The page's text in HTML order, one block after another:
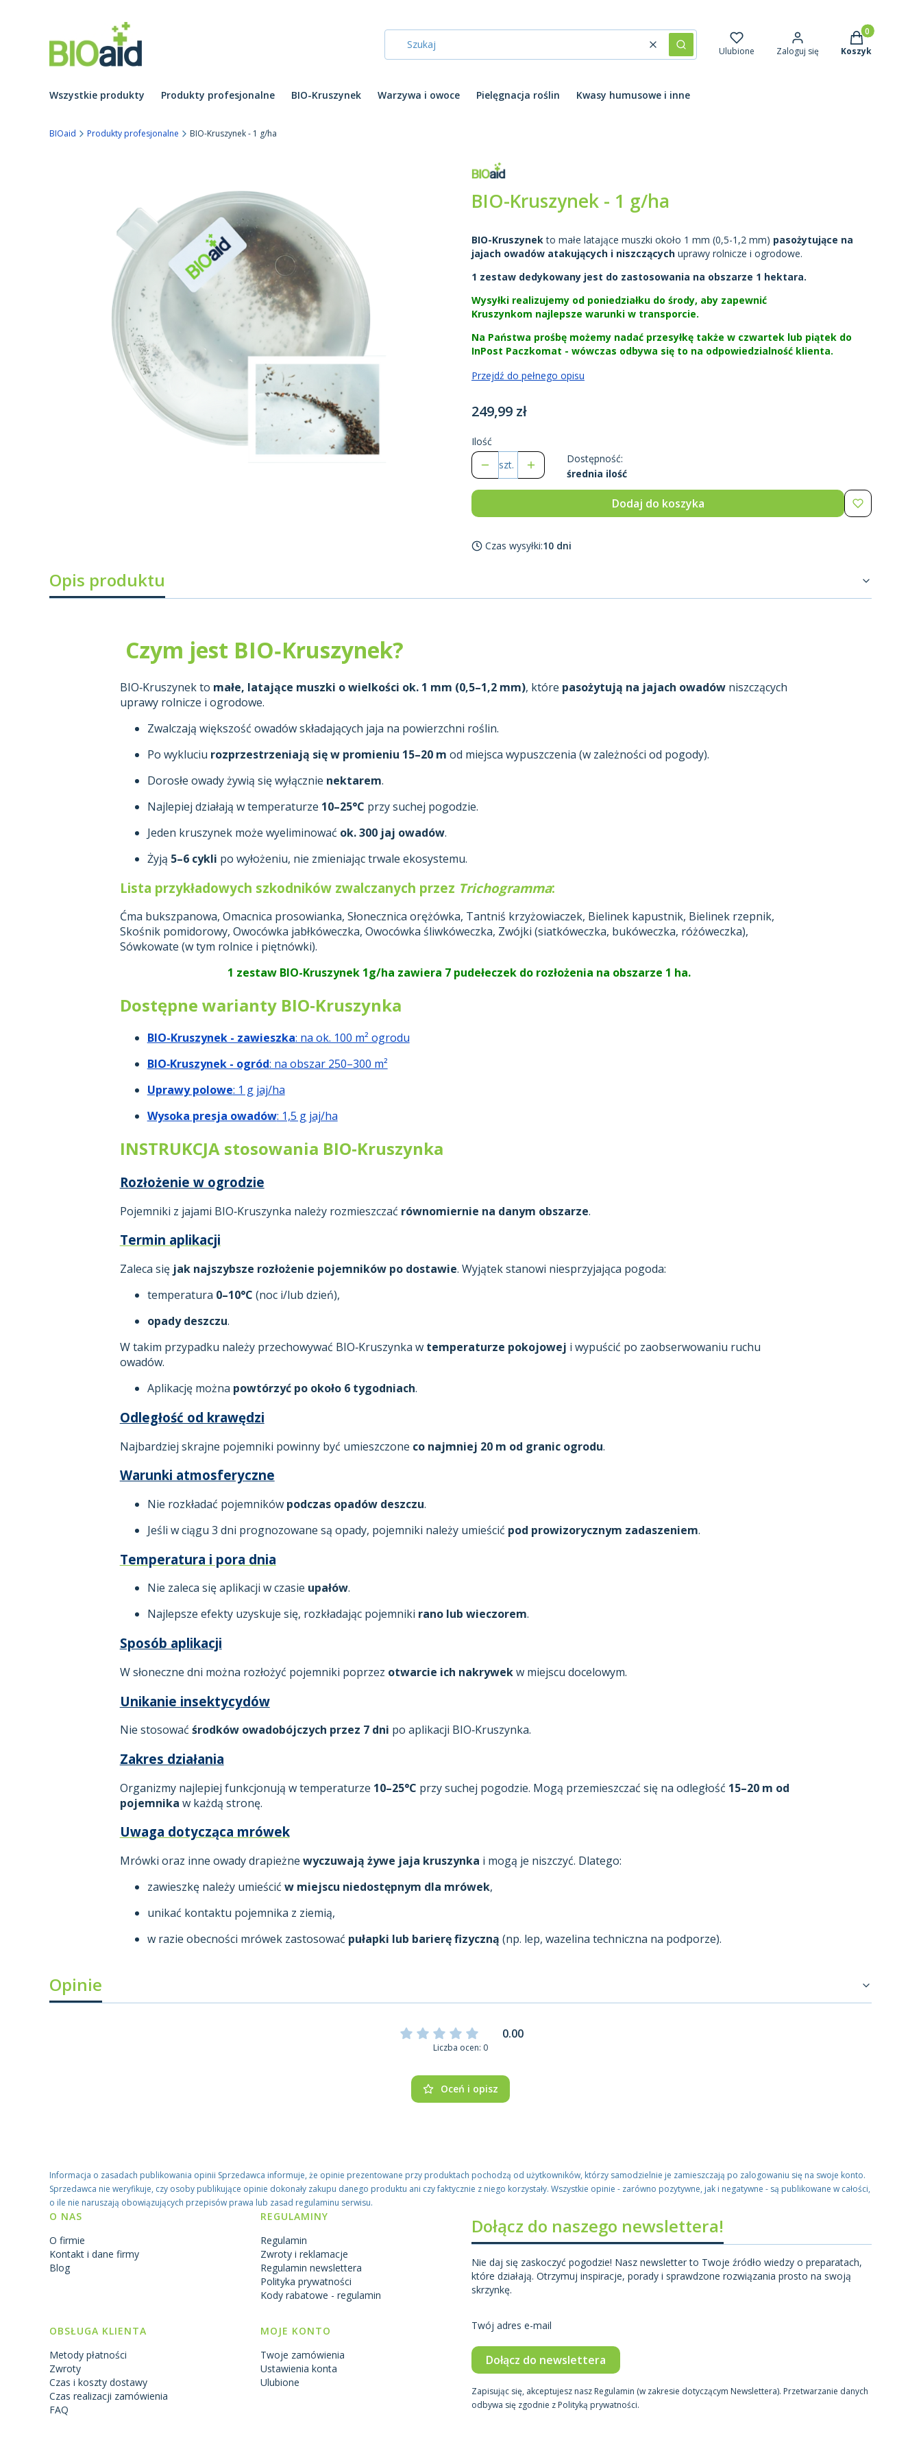
WyczyśćSzukaj Ulubione Zaloguj się
Produkty w
Koszyk
Wszystkie produkty Produkty profesjonalne BIO-Kruszynek Warzywa i owoce Pielęgnacja roślin Kwasy humusowe i inne
BIOaid Produkty profesjonalne BIO-Kruszynek - 1 g/ha
BIO-Kruszynek - 1 g/ha
BIO-Kruszynekto małe latające muszki około 1 mm (0,5-1,2 mm) pasożytujące na
jajach owadów atakujących i niszczących uprawy rolnicze i ogrodowe.
1 zestaw dedykowany jest do zastosowania na obszarze 1 hektara.
Wysyłki realizujemy od poniedziałku do środy, aby zapewnić
Kruszynkom najlepsze warunki w transporcie.
Na Państwa prośbę możemy nadać przesyłkę także w czwartek lub piątek do
InPost Paczkomat - wówczas odbywa się to na odpowiedzialność klienta.
Przejdź do pełnego opisu
Cena
249,99 zł
Ilość
szt.
Dostępność:
średnia ilość
Dodaj do koszyka
Czas wysyłki:10 dni
Opis produktu
Czym jest BIO‑Kruszynek?
BIO‑Kruszynek to małe, latające muszki o wielkości ok. 1 mm (0,5–1,2 mm), które pasożytują na jajach owadówniszczących
uprawy rolnicze i ogrodowe.
Zwalczają większość owadów składających jaja na powierzchni roślin.
Po wykluciu rozprzestrzeniają się w promieniu 15–20 m od miejsca wypuszczenia (w zależności od pogody).
Dorosłe owady żywią się wyłącznie nektarem.
Najlepiej działają w temperaturze 10–25°C przy suchej pogodzie.
Jeden kruszynek może wyeliminować ok. 300 jaj owadów.
Żyją 5–6 cykli po wyłożeniu, nie zmieniając trwale ekosystemu.
Lista przykładowych szkodników zwalczanych przez Trichogramma:
Ćma bukszpanowa, Omacnica prosowianka, Słonecznica orężówka, Tantniś krzyżowiaczek, Bielinek kapustnik, Bielinek rzepnik,
Skośnik pomidorowy, Owocówka jabłkóweczka, Owocówka śliwkóweczka, Zwójki (siatkóweczka, bukóweczka, różóweczka),
Sówkowate (w tym rolnice i piętnówki).
1 zestaw BIO-Kruszynek 1g/ha zawiera 7 pudełeczek do rozłożenia na obszarze 1 ha.
Dostępne warianty BIO‑Kruszynka
BIO-Kruszynek - zawieszka: na ok. 100 m² ogrodu
BIO‑Kruszynek - ogród: na obszar 250–300 m²
Uprawy polowe: 1 g jaj/ha
Wysoka presja owadów: 1,5 g jaj/ha
INSTRUKCJA stosowania BIO‑Kruszynka
Rozłożenie w ogrodzie
Pojemniki z jajami BIO‑Kruszynka należy rozmieszczać równomiernie na danym obszarze.
Termin aplikacji
Zaleca się jak najszybsze rozłożenie pojemników po dostawie. Wyjątek stanowi niesprzyjająca pogoda:
temperatura 0–10°C (noc i/lub dzień),
opady deszczu.
W takim przypadku należy przechowywać BIO‑Kruszynka w temperaturze pokojowej i wypuścić po zaobserwowaniu ruchu
owadów.
Aplikację można powtórzyć po około 6 tygodniach.
Odległość od krawędzi
Najbardziej skrajne pojemniki powinny być umieszczone co najmniej 20 m od granic ogrodu.
Warunki atmosferyczne
Nie rozkładać pojemników podczas opadów deszczu.
Jeśli w ciągu 3 dni prognozowane są opady, pojemniki należy umieścić pod prowizorycznym zadaszeniem.
Temperatura i pora dnia
Nie zaleca się aplikacji w czasie upałów.
Najlepsze efekty uzyskuje się, rozkładając pojemniki rano lub wieczorem.
Sposób aplikacji
W słoneczne dni można rozłożyć pojemniki poprzez otwarcie ich nakrywekw miejscu docelowym.
Unikanie insektycydów
Nie stosować środków owadobójczych przez 7 dni po aplikacji BIO‑Kruszynka.
Zakres działania
Organizmy najlepiej funkcjonują w temperaturze 10–25°C przy suchej pogodzie. Mogą przemieszczać się na odległość 15–20 m od
pojemnika w każdą stronę.
Uwaga dotycząca mrówek
Mrówki oraz inne owady drapieżne wyczuwają żywe jaja kruszynka i mogą je niszczyć. Dlatego:
zawieszkę należy umieścić w miejscu niedostępnym dla mrówek,
unikać kontaktu pojemnika z ziemią,
w razie obecności mrówek zastosować pułapki lub barierę fizyczną (np. lep, wazelina techniczna na podporze).
Opinie
0.00
Liczba ocen: 0
Oceń i opisz
Informacja o zasadach publikowania opinii Sprzedawca informuje, że opinie prezentowane przy produktach pochodzą od użytkowników, którzy samodzielnie je zamieszczają po zalogowaniu się na swoje konto.
Sprzedawca nie weryfikuje, czy osoby publikujące opinie dokonały zakupu danego produktu ani czy faktycznie z niego korzystały. Wszystkie opinie - zarówno pozytywne, jak i negatywne - są publikowane w całości,
o ile nie naruszają obowiązujących przepisów prawa lub zasad regulaminu serwisu.
Linki w stopce
O NAS
O firmie
Kontakt i dane firmy
Blog
REGULAMINY
Regulamin
Zwroty i reklamacje
Regulamin newslettera
Polityka prywatności
Kody rabatowe - regulamin
OBSŁUGA KLIENTA
Metody płatności
Zwroty
Czas i koszty dostawy
Czas realizacji zamówienia
FAQ
MOJE KONTO
Twoje zamówienia
Ustawienia konta
Ulubione
Dołącz do naszego newslettera!
Nie daj się zaskoczyć pogodzie! Nasz newsletter to Twoje źródło wiedzy o preparatach,
które działają. Otrzymuj inspiracje, porady i sprawdzone rozwiązania prosto na swoją
skrzynkę.
Twój adres e-mail
Dołącz do newslettera
Zapisując się, akceptujesz nasz Regulamin (w zakresie dotyczącym Newslettera). Przetwarzanie danych
odbywa się zgodnie z Polityką prywatności.